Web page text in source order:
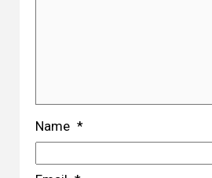
Name *